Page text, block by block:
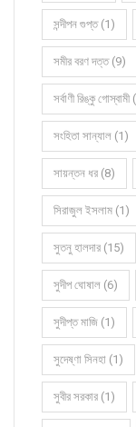
সন্দীপন গুপ্ত (1)
সমীর বরণ দত্ত (9)
সর্বাণী রিঙ্কু
সংহিতা সান্যাল (1)
সায়ন্তন ধর (8)
সিরাজুল ইসলাম (1)
সুতনু হালদার (15)
সুদীপ ঘোষাল (6)
সুদীপ্ত মাজি (1)
সুদেষ্ণা সিনহা (1)
সুবীর সরকার (1)